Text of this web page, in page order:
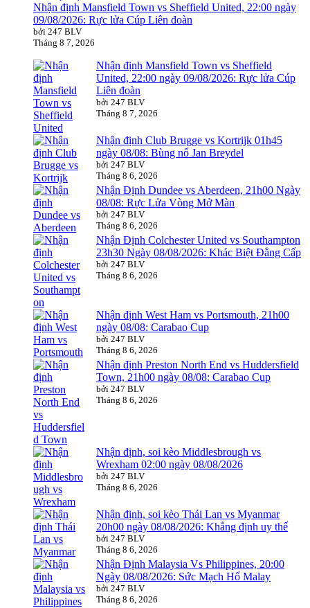
Nhận định Mansfield Town vs Sheffield United, 22:00 ngày
09/08/2026: Rực lửa Cúp Liên đoàn
bởi 247 BLV
Tháng 8 7, 2026
Nhận định Mansfield Town vs Sheffield
United, 22:00 ngày 09/08/2026: Rực lửa Cúp
Liên đoàn
bởi 247 BLV
Tháng 8 7, 2026
Nhận định Club Brugge vs Kortrijk 01h45
ngày 08/08: Bùng nổ Jan Breydel
bởi 247 BLV
Tháng 8 6, 2026
Nhận Định Dundee vs Aberdeen, 21h00 Ngày
08/08: Rực Lửa Vòng Mở Màn
bởi 247 BLV
Tháng 8 6, 2026
Nhận Định Colchester United vs Southampton
23h30 Ngày 08/08/2026: Khác Biệt Đẳng Cấp
bởi 247 BLV
Tháng 8 6, 2026
Nhận định West Ham vs Portsmouth, 21h00
ngày 08/08: Carabao Cup
bởi 247 BLV
Tháng 8 6, 2026
Nhận định Preston North End vs Huddersfield
Town, 21h00 ngày 08/08: Carabao Cup
bởi 247 BLV
Tháng 8 6, 2026
Nhận định, soi kèo Middlesbrough vs
Wrexham 02:00 ngày 08/08/2026
bởi 247 BLV
Tháng 8 6, 2026
Nhận định, soi kèo Thái Lan vs Myanmar
20h00 ngày 08/08/2026: Khẳng định uy thế
bởi 247 BLV
Tháng 8 6, 2026
Nhận Định Malaysia Vs Philippines, 20:00
Ngày 08/08/2026: Sức Mạch Hổ Malay
bởi 247 BLV
Tháng 8 6, 2026